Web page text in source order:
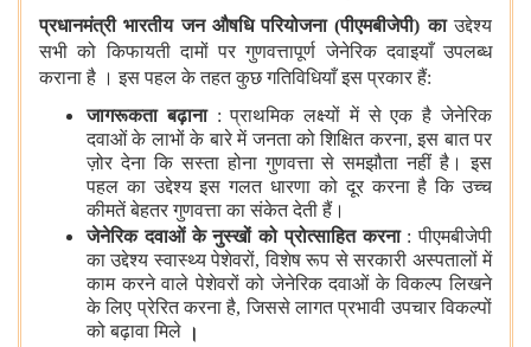
प्रधानमंत्री भारतीय जन औषधि परियोजना(पीएमबीजेपी) काउद्देश्य
सभी को किफायती दामों पर गुणवत्तापूर्ण जेनेरिक दवाइयाँ उपलब्ध
कराना है । इस पहल के तहत कुछ गतिविधियाँ इस प्रकार हैं:
जागरूकता बढ़ाना: प्राथमिक लक्ष्यों में से एक है जेनेरिक
दवाओं के लाभों के बारे में जनता को शिक्षित करना, इस बात पर
ज़ोर देना कि सस्ता होना गुणवत्ता से समझौता नहीं है। इस
पहल का उद्देश्य इस गलत धारणा को दूर करना है कि उच्च
कीमतें बेहतर गुणवत्ता का संकेत देती हैं।
जेनेरिक दवाओं के नुस्खों को प्रोत्साहित करना: पीएमबीजेपी
का उद्देश्य स्वास्थ्य पेशेवरों, विशेष रूप से सरकारी अस्पतालों में
काम करने वाले पेशेवरों को जेनेरिक दवाओं के विकल्प लिखने
के लिए प्रेरित करना है, जिससे लागत प्रभावी उपचार विकल्पों
को बढ़ावा मिले ।